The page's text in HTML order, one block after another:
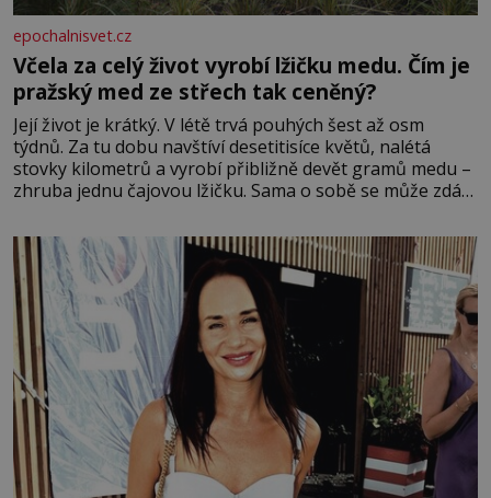
epochalnisvet.cz
Včela za celý život vyrobí lžičku medu. Čím je
pražský med ze střech tak ceněný?
Její život je krátký. V létě trvá pouhých šest až osm
týdnů. Za tu dobu navštíví desetitisíce květů, nalétá
stovky kilometrů a vyrobí přibližně devět gramů medu –
zhruba jednu čajovou lžičku. Sama o sobě se může zdát
tisíc příslušnic svého včelstva, vznikne jeden z
nejdokonalejších organismů